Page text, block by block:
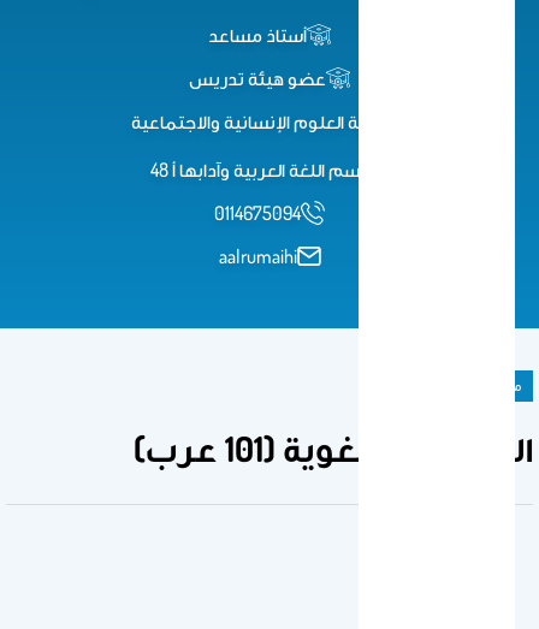
أستاذ مساعد
عضو هيئة تدريس
كلية العلوم اﻹنسانية واﻻجتماعية
قسم اللغة العربية وآدابها أ 48
0114675094
aalrumaihi
مادة دراسية
المهارات اللغوية (101 عرب)